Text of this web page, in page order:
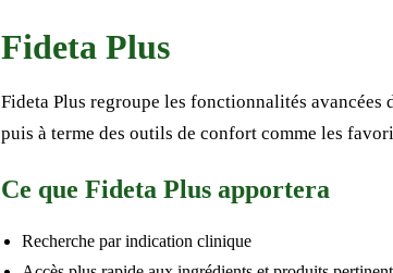
Fideta Plus
Fideta Plus regroupe les fonctionnalités
puis à terme des outils de confort comme les
Ce que Fideta Plus apportera
Recherche par indication clinique